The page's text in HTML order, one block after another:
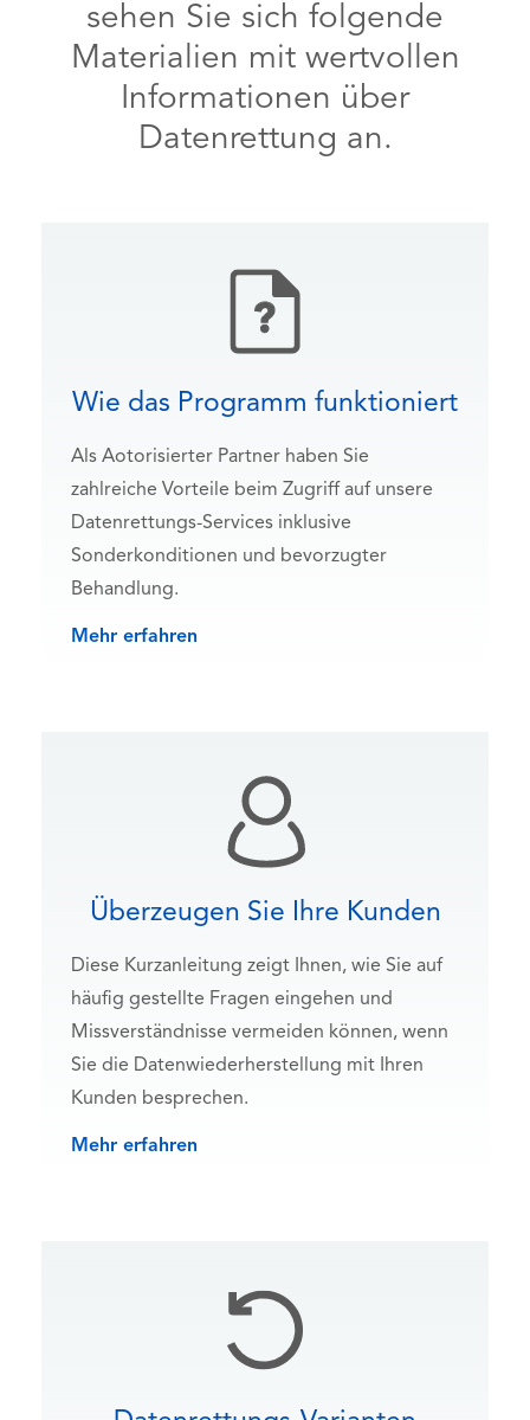
sehen Sie sich folgende
Materialien mit wertvollen
Informationen über
Datenrettung an.
Wie das Programm funktioniert
Als Aotorisierter Partner haben Sie
zahlreiche Vorteile beim Zugriff auf unsere
Datenrettungs-Services inklusive
Sonderkonditionen und bevorzugter
Behandlung.
Mehr erfahren
Überzeugen Sie Ihre Kunden
Diese Kurzanleitung zeigt Ihnen, wie Sie auf
häufig gestellte Fragen eingehen und
Missverständnisse vermeiden können, wenn
Sie die Datenwiederherstellung mit Ihren
Kunden besprechen.
Mehr erfahren